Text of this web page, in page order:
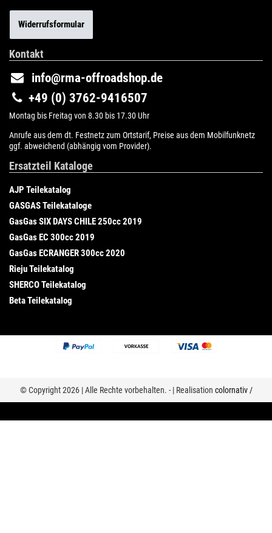
Widerrufsformular
Kontakt
info@rma-offroadshop.de
+49 (0) 3762-9416507
Montag bis Freitag von 8.30 bis 17.30 Uhr
Anrufe aus dem dt. Festnetz zum Ortstarif, Preise aus dem Mobilfunknetz
ggf. abweichend (abhängig vom Provider).
Ersatzteil Kataloge
AJP Teilekatalog
GASGAS Teilekataloge
GasGas SIX DAYS CHILE 250cc 2019
GasGas EC 300cc 2019
GasGas ECRANGER 300cc 2020
Rieju Teilekatalog
SHERCO Teilekatalog
Beta Teilekatalog
© Copyright 2026 | Alle Rechte vorbehalten. - | Realisation colornativ /